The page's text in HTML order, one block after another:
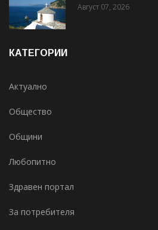
Август 07, 2026
КАТЕГОРИИ
Актуално
Общество
Общини
Любопитно
Здравен портал
За потребителя